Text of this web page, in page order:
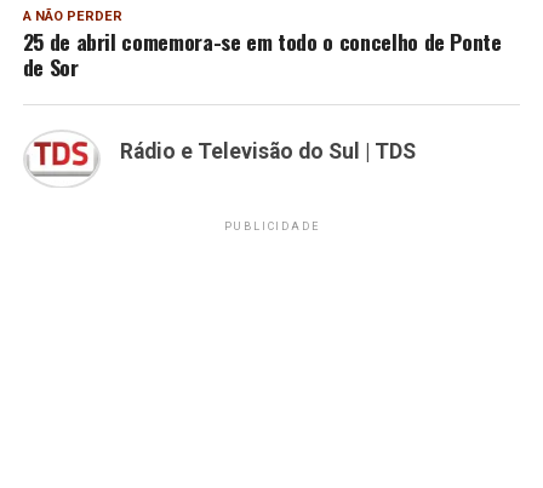
A NÃO PERDER
25 de abril comemora-se em todo o concelho de Ponte
de Sor
Rádio e Televisão do Sul | TDS
PUBLICIDADE